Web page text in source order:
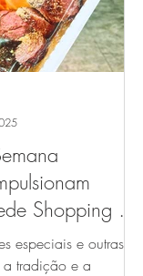
Shopping de
especiais e outras
tradição e a